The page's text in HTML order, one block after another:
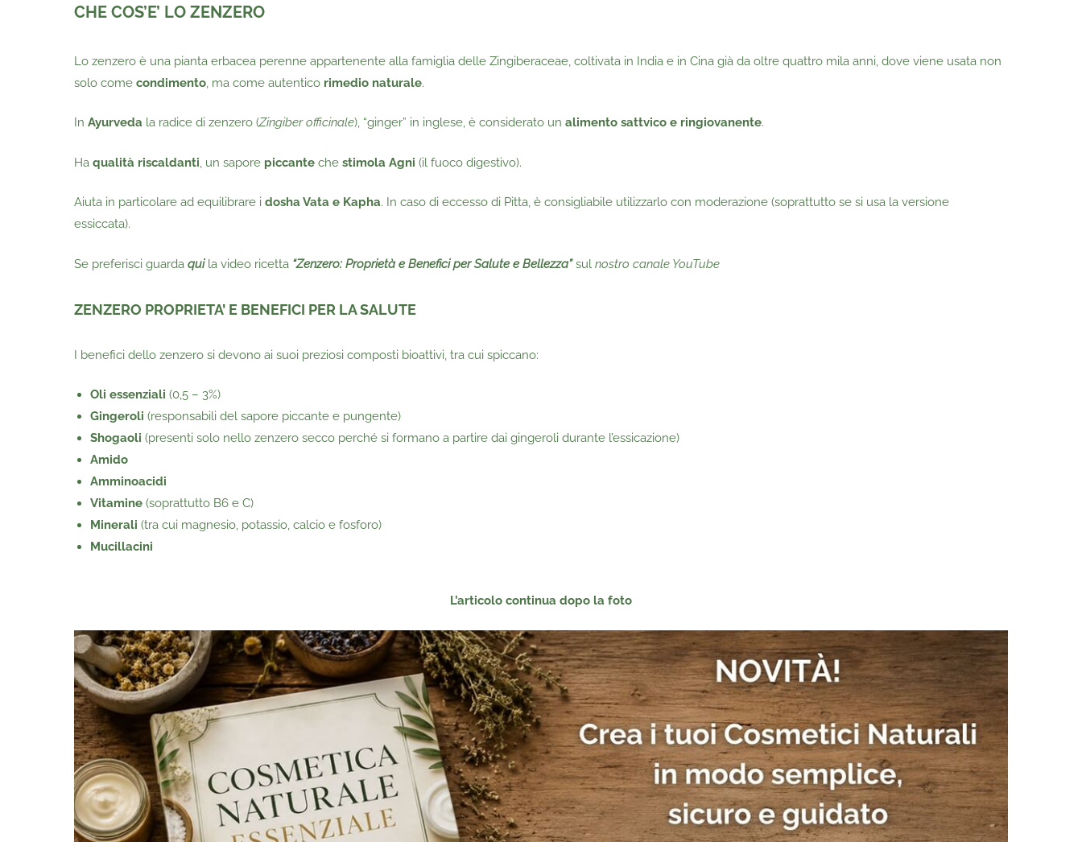
CHE COS’E’ LO ZENZERO
Lo zenzero è una pianta erbacea perenne appartenente alla famiglia delle Zingiberaceae, coltivata in India e in Cina già da oltre quattro mila anni, dove viene usata non
solo come condimento , ma come autentico rimedio naturale.
In Ayurveda la radice di zenzero (Zingiber officinale), “ginger” in inglese, è considerato un alimento sattvico e ringiovanente.
Ha qualità riscaldanti , un sapore piccante che stimola Agni (il fuoco digestivo).
Aiuta in particolare ad equilibrare i dosha Vata e Kapha. In caso di eccesso di Pitta, è consigliabile utilizzarlo con moderazione (soprattutto se si usa la versione
essiccata).
Se preferisci guarda quila video ricetta “Zenzero: Proprietà e Benefici per Salute e Bellezza”sul nostro canale YouTube
ZENZERO PROPRIETA’ E BENEFICI PER LA SALUTE
I benefici dello zenzero si devono ai suoi preziosi composti bioattivi, tra cui spiccano:
Oli essenziali (0,5 – 3%)
Gingeroli (responsabili del sapore piccante e pungente)
Shogaoli (presenti solo nello zenzero secco perché si formano a partire dai gingeroli durante l’essicazione)
Amido
Amminoacidi
Vitamine (soprattutto B6 e C)
Minerali (tra cui magnesio, potassio, calcio e fosforo)
Mucillacini
L’articolo continua dopo la foto